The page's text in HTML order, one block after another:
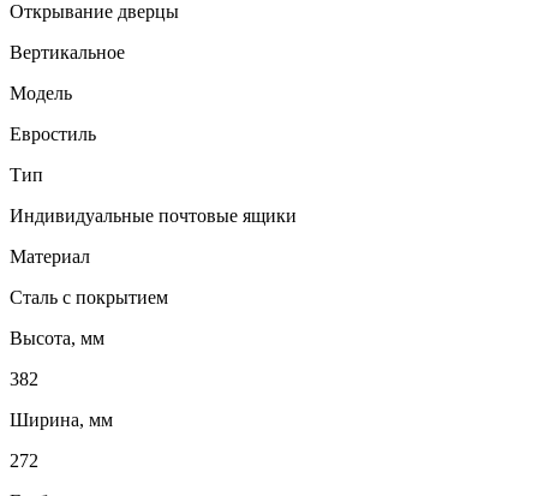
Открывание дверцы
Вертикальное
Модель
Евростиль
Тип
Индивидуальные почтовые ящики
Материал
Сталь с покрытием
Высота, мм
382
Ширина, мм
272